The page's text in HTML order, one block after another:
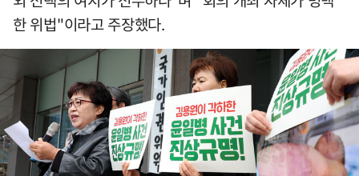
한 위법"이라고 주장했다.